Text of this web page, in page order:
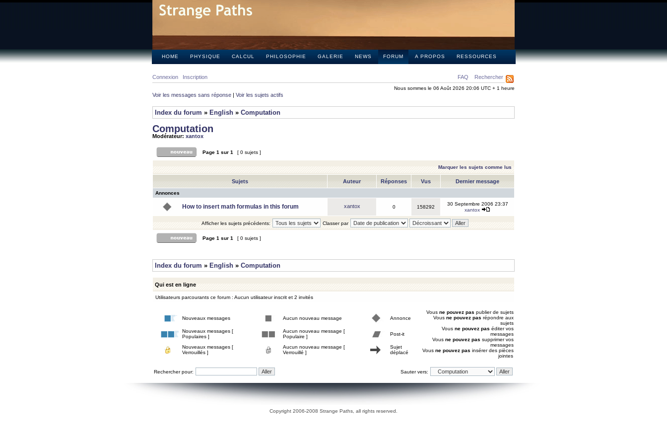
HOME PHYSIQUE CALCUL PHILOSOPHIE GALERIE NEWS FORUM A PROPOS RESSOURCES
FAQ Rechercher
Connexion Inscription
Nous sommes le 06 Août 2026 20:06 UTC + 1 heure
Voir les messages sans réponse | Voir les sujets actifs
Index du forum » English » Computation
Computation
Modérateur: xantox
Page 1 sur 1 [ 0 sujets ]
Marquer les sujets comme lus
Sujets Auteur Réponses Vus Dernier message
Annonces
How to insert math formulas in this forum xantox 0 158292
30 Septembre 2006 23:37
xantox
Afficher les sujets précédents: Classer par
Page 1 sur 1 [ 0 sujets ]
Index du forum » English » Computation
Qui est en ligne
Utilisateurs parcourants ce forum : Aucun utilisateur inscrit et 2 invités
Nouveaux messages Aucun nouveau message Annonce
Nouveaux messages [
Populaires ]
Aucun nouveau message [
Populaire ]
Post-it
Nouveaux messages [
Verrouillés ]
Aucun nouveau message [
Verrouillé ]
Sujet
déplacé
Vous ne pouvez pas publier de sujets
Vous ne pouvez pas répondre aux
sujets
Vous ne pouvez pas éditer vos
messages
Vous ne pouvez pas supprimer vos
messages
Vous ne pouvez pas insérer des pièces
jointes
Rechercher pour: Sauter vers:
Copyright 2006-2008 Strange Paths, all rights reserved.